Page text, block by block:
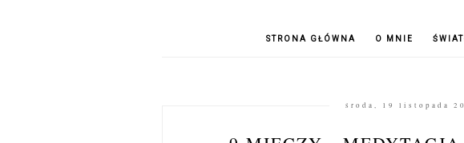
STRONA GŁÓWNA O MNIE
środa, 19 listopada